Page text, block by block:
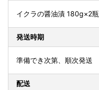
イクラの醤油漬 180g×2瓶
発送時期
準備でき次第、順次発送
配送